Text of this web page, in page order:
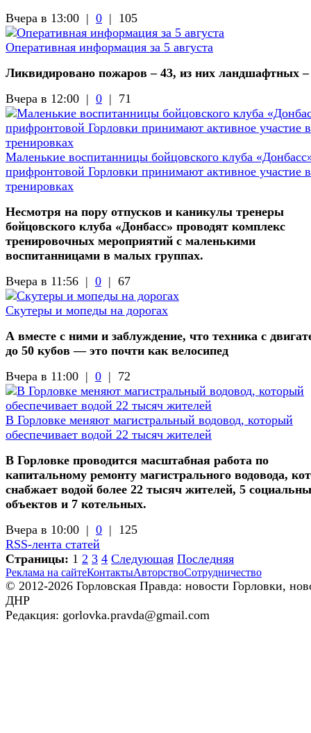
Вчера в 13:00 | 0 | 105
Оперативная информация за 5 августа
Ликвидировано пожаров – 43, из них ландшафтных –
Вчера в 12:00 | 0 | 71
Маленькие воспитанницы бойцовского клуба
прифронтовой Горловки принимают активное участие в
тренировках
Несмотря на пору отпусков и каникулы тренеры
бойцовского клуба «Донбасс» проводят комплекс
тренировочных мероприятий с маленькими
воспитанницами в малых группах.
Вчера в 11:56 | 0 | 67
Скутеры и мопеды на дорогах
А вместе с ними и заблуждение, что техника с
до 50 кубов — это почти как велосипед
Вчера в 11:00 | 0 | 72
В Горловке меняют магистральный водовод, который
обеспечивает водой 22 тысяч жителей
В Горловке проводится масштабная работа по
капитальному ремонту магистрального водовода,
снабжает водой более 22 тысяч жителей, 5
объектов и 7 котельных.
Вчера в 10:00 | 0 | 125
RSS-лента статей
Страницы: 1 2 3 4 Следующая Последняя
Реклама на сайтеКонтактыАвторствоСотрудничество
© 2012-2026 Горловская Правда: новости Горловки,
ДНР
Редакция: gorlovka.pravda@gmail.com